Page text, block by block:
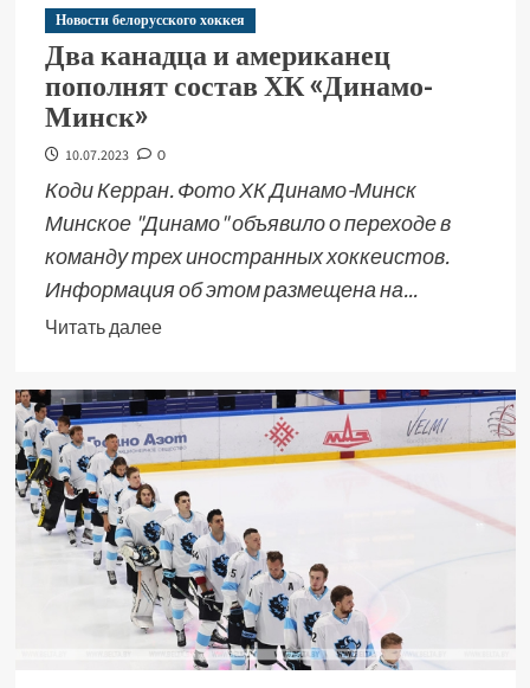
Новости белорусского хоккея
Два канадца и американец
пополнят состав ХК «Динамо-
Минск»
10.07.2023 0
Коди Керран. Фото ХК Динамо-Минск
Минское "Динамо" объявило о переходе в
команду трех иностранных хоккеистов.
Информация об этом размещена на...
Читать далее